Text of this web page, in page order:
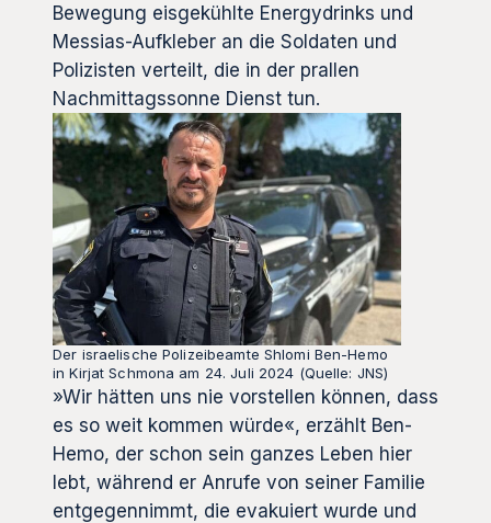
Bewegung eisgekühlte Energydrinks und
Messias-Aufkleber an die Soldaten und
Polizisten verteilt, die in der prallen
Nachmittagssonne Dienst tun.
Der israelische Polizeibeamte Shlomi Ben-Hemo
in Kirjat Schmona am 24. Juli 2024 (Quelle: JNS)
»Wir hätten uns nie vorstellen können, dass
es so weit kommen würde«, erzählt Ben-
Hemo, der schon sein ganzes Leben hier
lebt, während er Anrufe von seiner Familie
entgegennimmt, die evakuiert wurde und